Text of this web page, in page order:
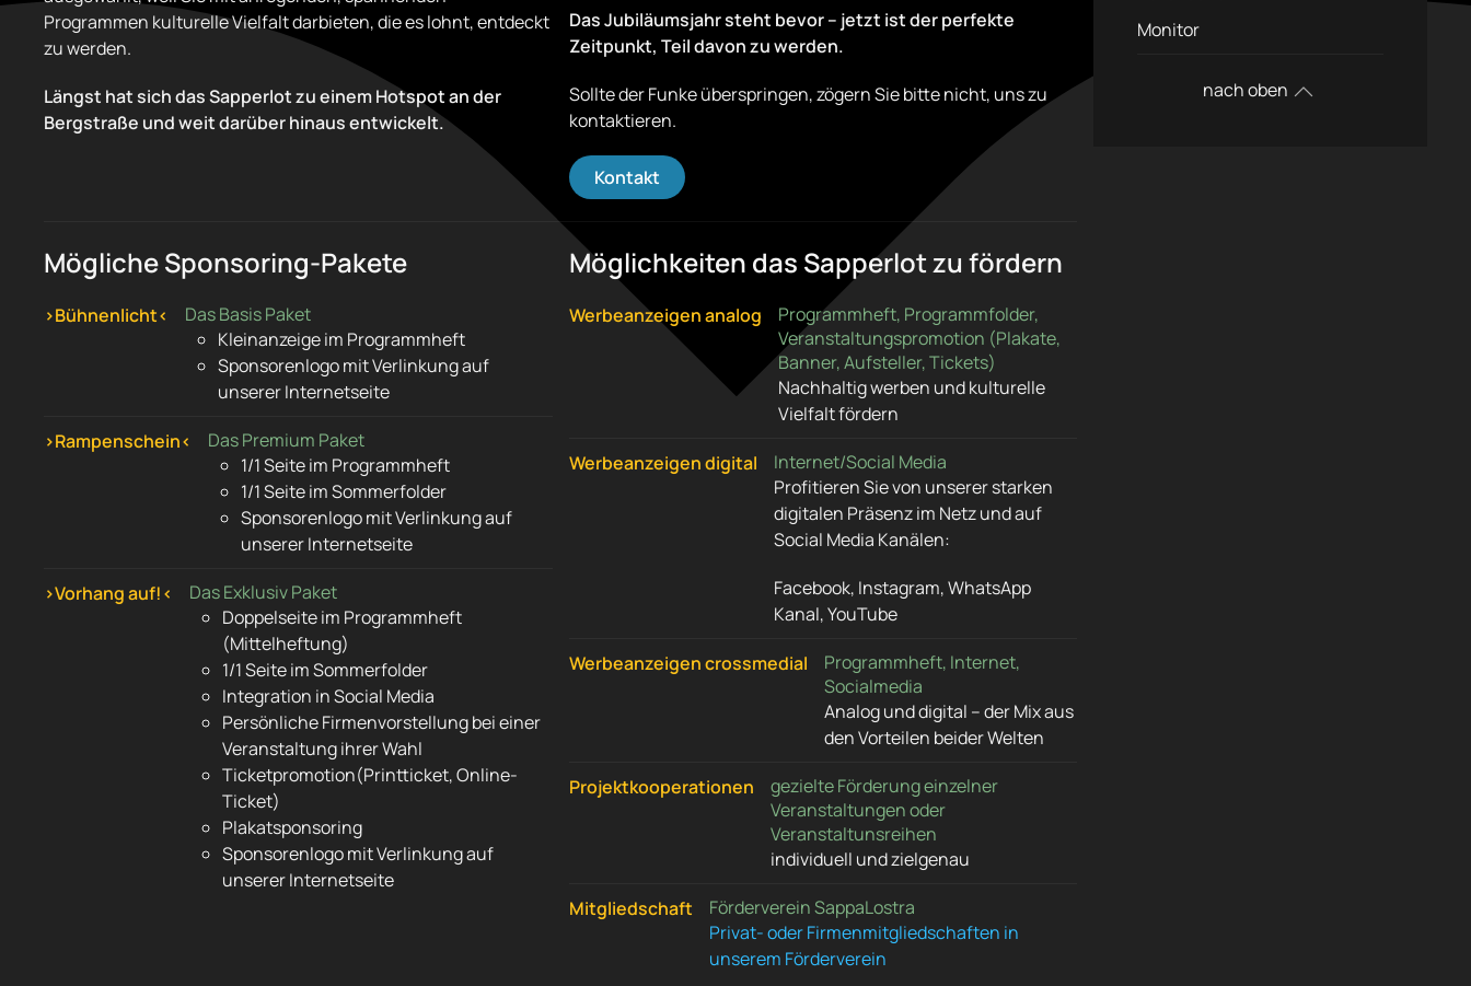
Programmen kulturelle Vielfalt darbieten, die es lohnt, entdeckt
zu werden.
Längst hat sich das Sapperlot zu einem Hotspot an der
Bergstraße und weit darüber hinaus entwickelt.
Das Jubiläumsjahr steht bevor – jetzt ist der perfekte
Zeitpunkt, Teil davon zu werden.
Sollte der Funke überspringen, zögern Sie bitte nicht, uns zu
kontaktieren.
Kontakt
Mögliche Sponsoring-Pakete
›Bühnenlicht‹
Das Basis Paket
Kleinanzeige im Programmheft
Sponsorenlogo mit Verlinkung auf
unserer Internetseite
›Rampenschein‹
Das Premium Paket
1/1 Seite im Programmheft
1/1 Seite im Sommerfolder
Sponsorenlogo mit Verlinkung auf
unserer Internetseite
›Vorhang auf!‹
Das Exklusiv Paket
Doppelseite im Programmheft
(Mittelheftung)
1/1 Seite im Sommerfolder
Integration in Social Media
Persönliche Firmenvorstellung bei einer
Veranstaltung ihrer Wahl
Ticketpromotion(Printticket, Online-
Ticket)
Plakatsponsoring
Sponsorenlogo mit Verlinkung auf
unserer Internetseite
Möglichkeiten das Sapperlot zu fördern
Werbeanzeigen analog
Programmheft, Programmfolder,
Veranstaltungspromotion (Plakate,
Banner, Aufsteller, Tickets)
Nachhaltig werben und kulturelle
Vielfalt fördern
Werbeanzeigen digital
Internet/Social Media
Profitieren Sie von unserer starken
digitalen Präsenz im Netz und auf
Social Media Kanälen:
Facebook, Instagram, WhatsApp
Kanal, YouTube
Werbeanzeigen crossmedial
Programmheft, Internet,
Socialmedia
Analog und digital – der Mix aus
den Vorteilen beider Welten
Projektkooperationen
gezielte Förderung einzelner
Veranstaltungen oder
Veranstaltunsreihen
individuell und zielgenau
Mitgliedschaft
Förderverein SappaLostra
Privat- oder Firmenmitgliedschaften in
unserem Förderverein
Monitor
nach oben